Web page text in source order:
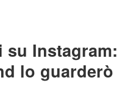
su Instagram:
lo guarderò